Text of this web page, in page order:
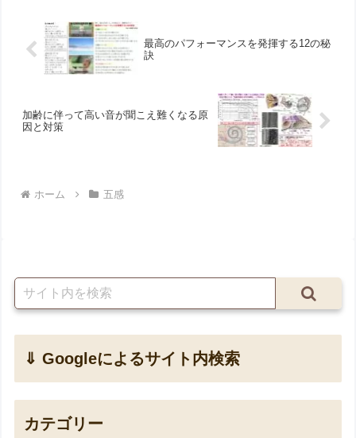
最高のパフォーマンスを発揮する12の秘
訣
加齢に伴って高い音が聞こえ難くなる原
因と対策
ホーム 五感
⇓ Googleによるサイト内検索
カテゴリー